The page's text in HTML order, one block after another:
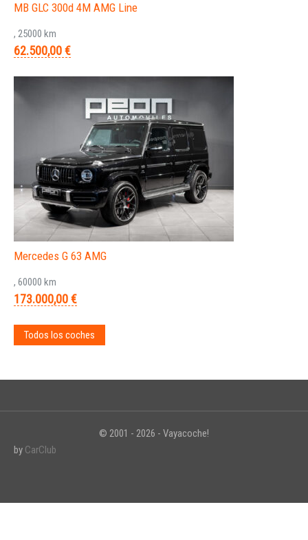
MB GLC 300d 4M AMG Line
, 25000 km
62.500,00 €
Mercedes G 63 AMG
, 60000 km
173.000,00 €
Todos los coches
© 2001 - 2026 - Vayacoche!
by CarClub